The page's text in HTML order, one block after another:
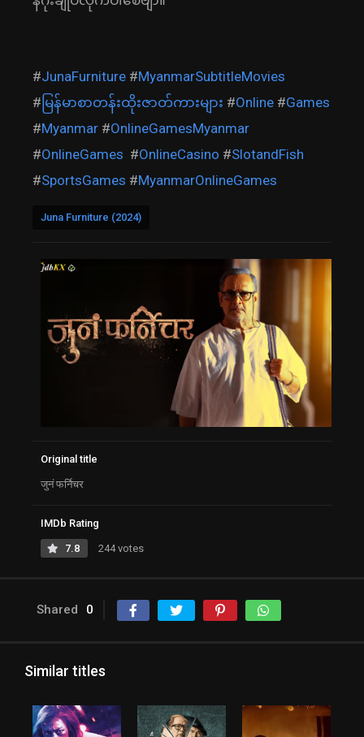
#JunaFurniture #MyanmarSubtitleMovies
# မြန်မာစာတန်းထိုးဇာတ်ကားများ #Online #Games
#Myanmar #OnlineGamesMyanmar
#OnlineGames #OnlineCasino #SlotandFish
#SportsGames #MyanmarOnlineGames
Juna Furniture (2024)
Original title
जुनं फर्निचर
IMDb Rating
7.8 244 votes
Shared 0
Similar titles